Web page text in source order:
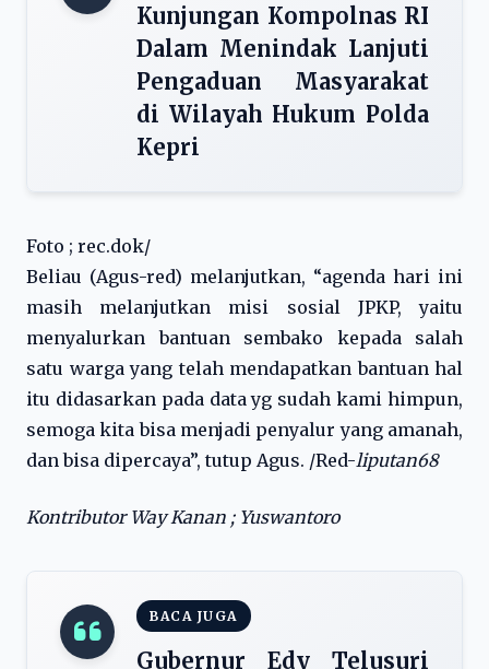
Kunjungan Kompolnas RI
Dalam Menindak Lanjuti
Pengaduan Masyarakat
di Wilayah Hukum Polda
Kepri
Foto ; rec.dok/
Beliau (Agus-red) melanjutkan, “agenda hari ini
masih melanjutkan misi sosial JPKP, yaitu
menyalurkan bantuan sembako kepada salah
satu warga yang telah mendapatkan bantuan hal
itu didasarkan pada data yg sudah kami himpun,
semoga kita bisa menjadi penyalur yang amanah,
dan bisa dipercaya”, tutup Agus. /Red-liputan68
Kontributor Way Kanan ; Yuswantoro
BACA JUGA
Gubernur Edy Telusuri